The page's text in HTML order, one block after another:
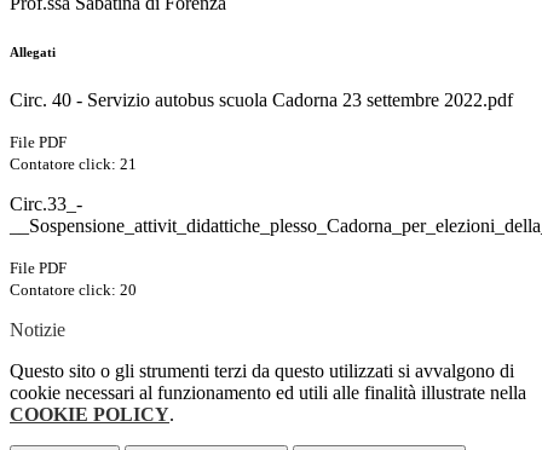
Allegati
Circ. 40 - Servizio autobus scuola Cadorna 23 settembre 2022.pdf
File PDF
Contatore click: 21
Circ.33_-
File PDF
Contatore click: 20
Notizie
Questo sito o gli strumenti terzi da questo utilizzati si avvalgono di
cookie necessari al funzionamento ed utili alle finalità illustrate nella
COOKIE POLICY.